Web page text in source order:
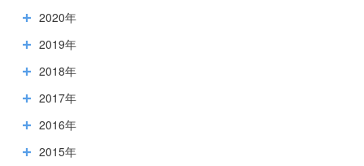
2020年
2019年
2018年
2017年
2016年
2015年